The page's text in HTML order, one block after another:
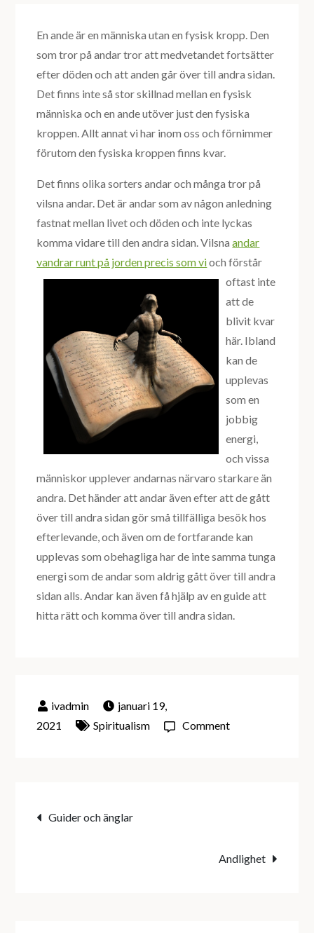
En ande är en människa utan en fysisk kropp. Den
som tror på andar tror att medvetandet fortsätter
efter döden och att anden går över till andra sidan.
Det finns inte så stor skillnad mellan en fysisk
människa och en ande utöver just den fysiska
kroppen. Allt annat vi har inom oss och förnimmer
förutom den fysiska kroppen finns kvar.
Det finns olika sorters andar och många tror på
vilsna andar. Det är andar som av någon anledning
fastnat mellan livet och döden och inte lyckas
komma vidare till den andra sidan. Vilsnaandar
vandrar runt på jorden precis som vioch förstår
oftast inte
att de
blivit kvar
här. Ibland
kan de
upplevas
som en
jobbig
energi,
och vissa
människor upplever andarnas närvaro starkare än
andra. Det händer att andar även efter att de gått
över till andra sidan gör små tillfälliga besök hos
efterlevande, och även om de fortfarande kan
upplevas som obehagliga har de inte samma tunga
energi som de andar som aldrig gått över till andra
sidan alls. Andar kan även få hjälp av en guide att
hitta rätt och komma över till andra sidan.
januari 19,
2021
Spiritualism Commenton
Inläggsnavigering
Guider och änglar
Andlighet